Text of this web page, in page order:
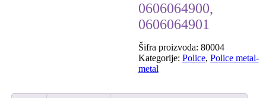
količina
0606064900,
0606064901
Šifra proizvoda: 80004
Kategorije: Police, Police metal-
metal